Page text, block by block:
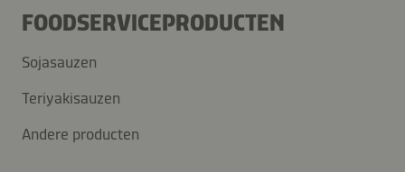
FOODSERVICEPRODUCTEN
Sojasauzen
Teriyakisauzen
Andere producten